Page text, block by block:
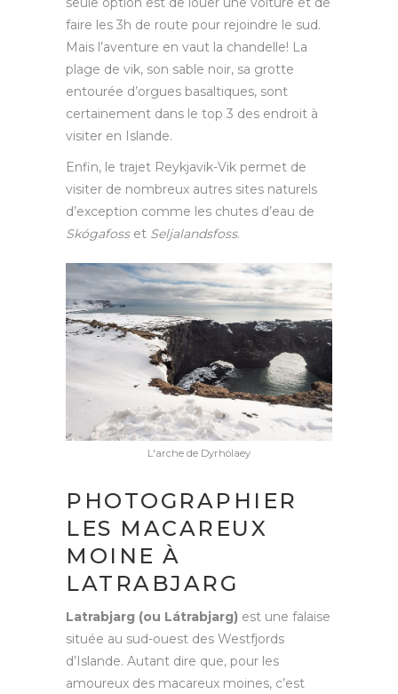
faire les 3h de route pour rejoindre le sud.
Mais l’aventure en vaut la chandelle! La
plage de vik, son sable noir, sa grotte
entourée d’orgues basaltiques, sont
certainement dans le top 3 des endroit à
visiter en Islande.
Enfin, le trajet Reykjavik-Vik permet de
visiter de nombreux autres sites naturels
d’exception comme les chutes d’eau de
Skógafosset Seljalandsfoss.
L'arche de Dyrhólaey
PHOTOGRAPHIER
LES MACAREUX
MOINE À
LATRABJARG
Latrabjarg (ou Látrabjarg) est une falaise
située au sud-ouest des Westfjords
d’Islande. Autant dire que, pour les
amoureux des macareux moines, c’est